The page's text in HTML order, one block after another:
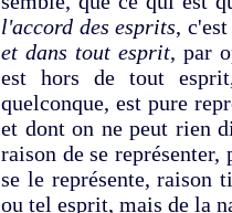
l'accord des esprits,
et dans tout esprit, par
est hors de tout
quelconque, est pure
et dont on ne peut rien
raison de se
se le représente, raison
ou tel esprit, mais de la